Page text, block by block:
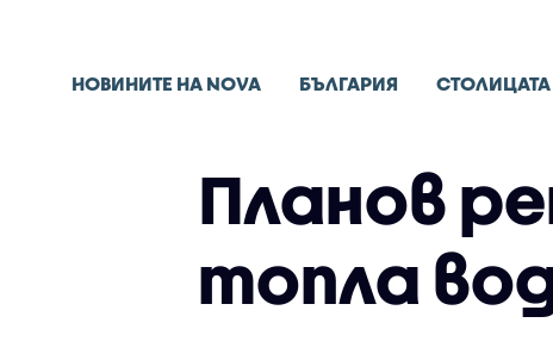
НОВИНИТЕ НА NOVA БЪЛГАРИЯ СТОЛИЦАТА
Планов
топла